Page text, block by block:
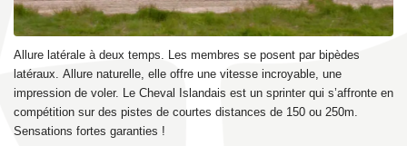
Allure latérale à deux temps. Les membres se posent par bipèdes
latéraux. Allure naturelle, elle offre une vitesse incroyable, une
impression de voler. Le Cheval Islandais est un sprinter qui s’affronte en
compétition sur des pistes de courtes distances de 150 ou 250m.
Sensations fortes garanties !